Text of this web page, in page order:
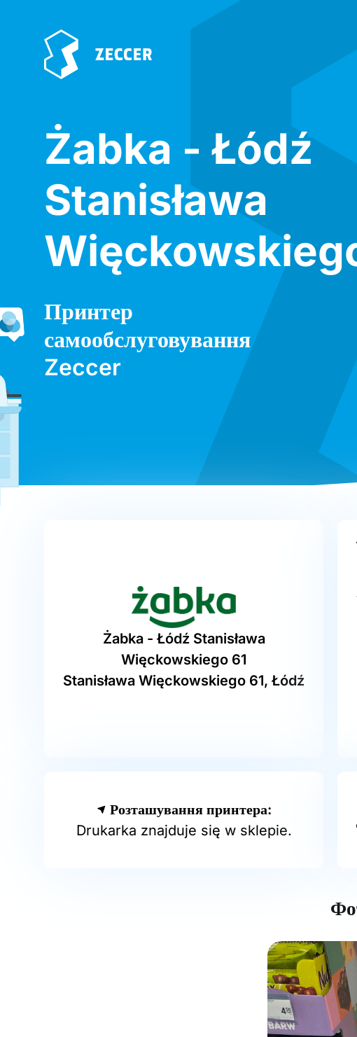
Żabka - Łódź
Stanisława
Принтер
самообслуговування
Zeccer
Żabka - Łódź Stanisława
Więckowskiego 61
Stanisława Więckowskiego 61, Łódź
Розташування принтера:
Drukarka znajduje się w sklepie.